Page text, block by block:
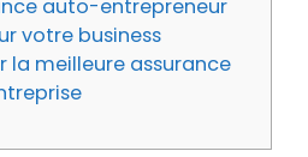
auto-entrepreneur
votre business
la meilleure assurance